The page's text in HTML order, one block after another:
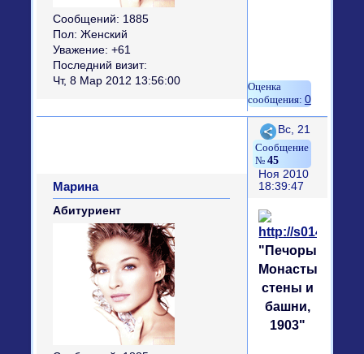
Сообщений: 1885
Пол: Женский
Уважение: +61
Последний визит:
Чт, 8 Мар 2012 13:56:00
0
Поделиться
45
Вс, 21
Ноя 2010
18:39:47
Марина
Абитуриент
"Печоры.
Монастырские
стены и
башни,
1903"